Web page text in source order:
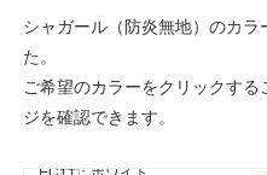
シャガール（防炎無地）のカ
た。
ご希望のカラーをクリックす
ジを確認できます。